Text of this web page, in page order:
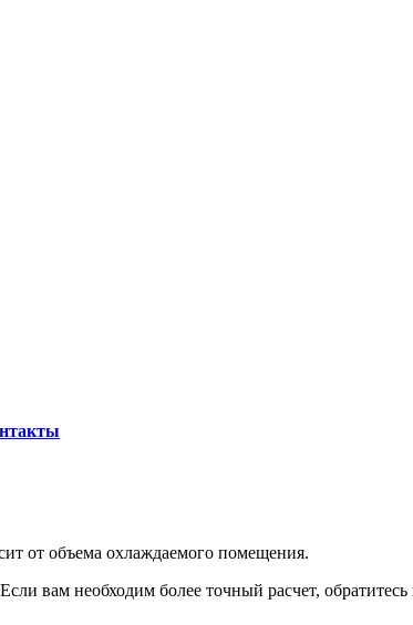
от объема охлаждаемого помещения.
вам необходим более точный расчет,